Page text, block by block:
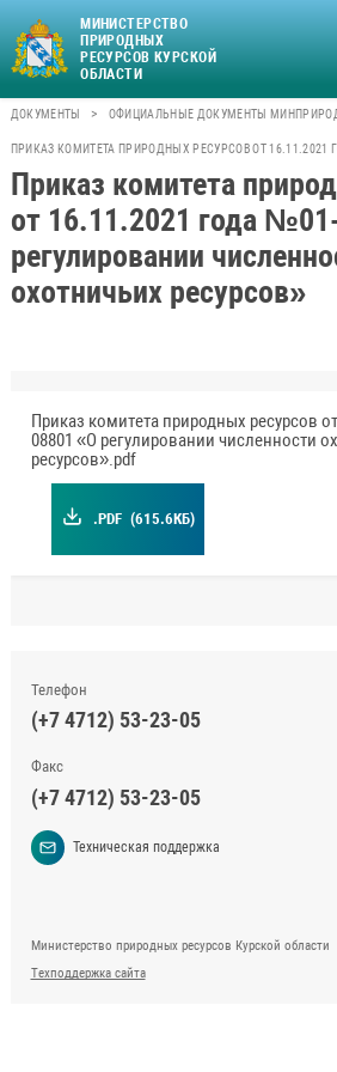
МИНИСТЕРСТВО
ПРИРОДНЫХ
РЕСУРСОВ КУРСКОЙ
ОБЛАСТИ
ДОКУМЕНТЫ > ОФИЦИАЛЬНЫЕ ДОКУМЕНТЫ
ПРИКАЗ КОМИТЕТА ПРИРОДНЫХ РЕСУРСОВ ОТ
Приказ комитета
от 16.11.2021 года
регулировании
охотничьих ресурсов»
Приказ комитета природных ресурсов
08801 «О регулировании численности
ресурсов».pdf
.PDF (615.6КБ)
Телефон
(+7 4712) 53-23-05
Факс
(+7 4712) 53-23-05
Техническая поддержка
Министерство природных ресурсов Курской области
Техподдержка сайта